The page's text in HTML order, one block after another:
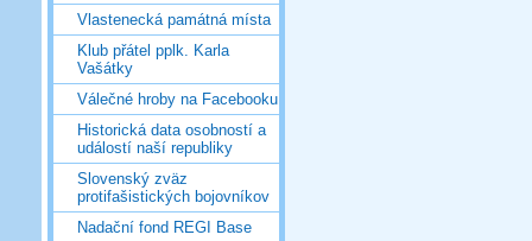
Vlastenecká památná místa
Klub přátel pplk. Karla
Vašátky
Válečné hroby na Facebooku
Historická data osobností a
událostí naší republiky
Slovenský zväz
protifašistických bojovníkov
Nadační fond REGI Base